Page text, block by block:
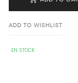
ADD TO WISHLIST
EN STOCK